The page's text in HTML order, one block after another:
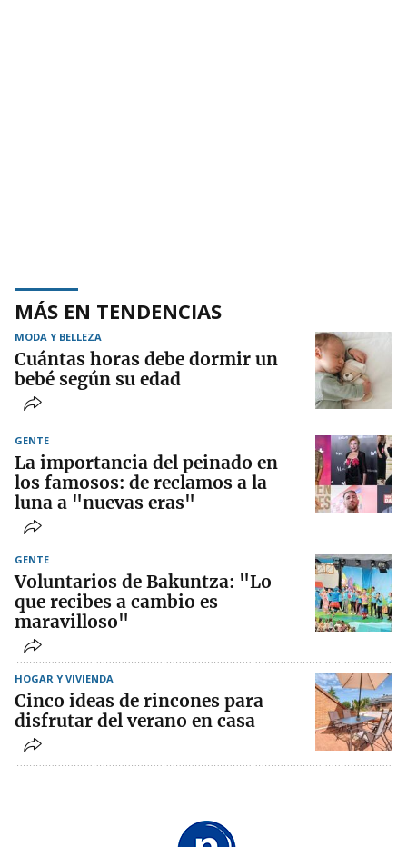
MÁS EN TENDENCIAS
MODA Y BELLEZA
Cuántas horas debe dormir un
bebé según su edad
GENTE
La importancia del peinado en
los famosos: de reclamos a la
luna a "nuevas eras"
GENTE
Voluntarios de Bakuntza: "Lo
que recibes a cambio es
maravilloso"
HOGAR Y VIVIENDA
Cinco ideas de rincones para
disfrutar del verano en casa